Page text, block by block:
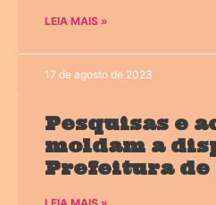
LEIA MAIS »
17 de agosto de 2023
Pesquisas e
moldam a
Prefeitura de